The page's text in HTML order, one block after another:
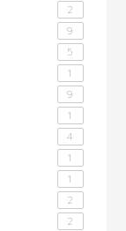
2
9
5
1
9
1
4
1
1
2
2